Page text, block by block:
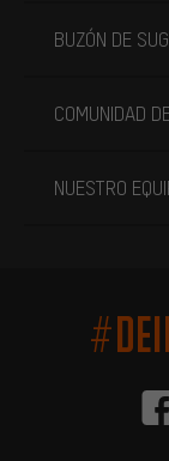
BUZÓN DE
COMUNIDAD
NUESTRO